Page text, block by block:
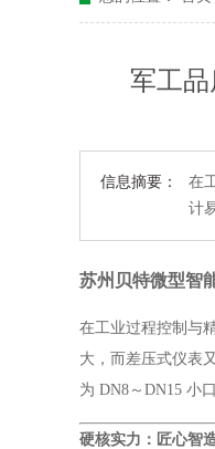
军工
信息摘要：
在
计
苏州贝特微型智
在工业过程控制与
大，而差压式仪表
为 DN8～DN15 小
硬核实力：匠心智